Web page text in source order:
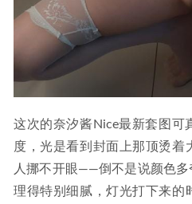
这次的奈汐酱Nice最新套图可
度，光是看到封面上那顶烫着
人挪不开眼——倒不是说颜色
理得特别细腻，灯光打下来的